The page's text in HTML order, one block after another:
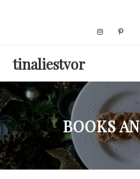
tinaliestvor
BOOKS